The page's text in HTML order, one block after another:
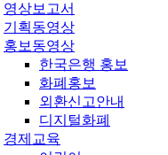
영상보고서
기획동영상
홍보동영상
한국은행 홍보
화폐홍보
외환신고안내
디지털화폐
경제교육